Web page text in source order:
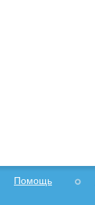
Помощь